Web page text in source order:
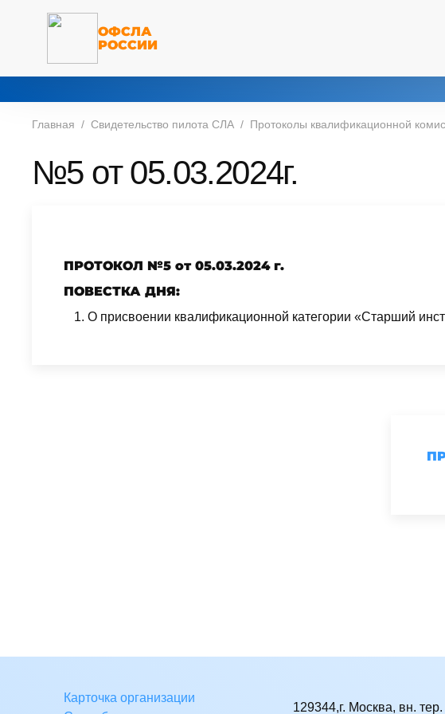
ОФСЛА
РОССИИ
Главная Свидетельство пилота СЛА Протоколы квалификационной
№5 от 05.03.2024г.
ПРОТОКОЛ №5 от 05.03.2024 г.
ПОВЕСТКА ДНЯ:
О присвоении квалификационной категории «Старший
Карточка организации
129344,г. Москва, вн.